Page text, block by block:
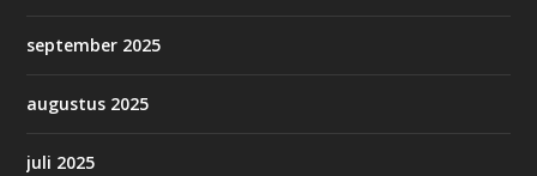
september 2025
augustus 2025
juli 2025